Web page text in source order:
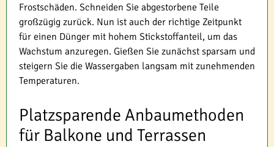
Frostschäden. Schneiden Sie abgestorbene Teile
großzügig zurück. Nun ist auch der richtige Zeitpunkt
für einen Dünger mit hohem Stickstoffanteil, um das
Wachstum anzuregen. Gießen Sie zunächst sparsam und
steigern Sie die Wassergaben langsam mit zunehmenden
Temperaturen.
Platzsparende Anbaumethoden
für Balkone und Terrassen